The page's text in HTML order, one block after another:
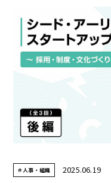
表
示
す
る
＃人事・組織 2025.06.19